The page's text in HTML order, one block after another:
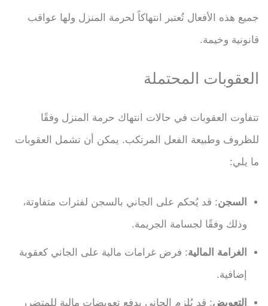
جميع هذه الأفعال تُعتبر انتهاكاً لحرمة المنزل ولها عواقب
قانونية وخيمة.
العقوبات المحتملة
تتفاوت العقوبات في حالات انتهاك حرمة المنزل وفقًا
للظروف وطبيعة الفعل المرتكب. يمكن أن تشمل العقوبات
ما يلي:
السجن: قد يُحكم على الجاني بالسجن لفترات متفاوتة،
وذلك وفقًا لجسامة الجريمة.
الغرامة المالية: فرض غرامات مالية على الجاني كعقوبة
إضافية.
التعويض: قد يُلزم الجاني بدفع تعويضات مالية للمتضرر